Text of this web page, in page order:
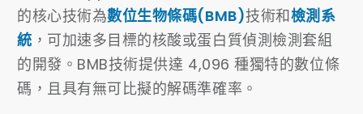
的核心技術為數位生物條碼(BMB)技術和檢測系
統 ，可加速多目標的核酸或蛋白質偵測檢測套組
的開發。BMB技術提供達 4,096 種獨特的數位條
碼，且具有無可比擬的解碼準確率。